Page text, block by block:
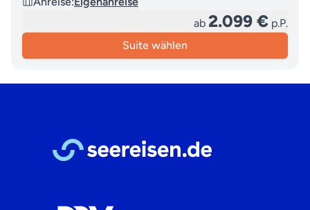
ab 2.099 € p.P.
Suite wählen